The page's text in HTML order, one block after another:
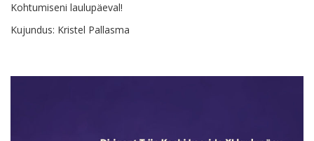
Kohtumiseni laulupäeval!
Kujundus: Kristel Pallasma